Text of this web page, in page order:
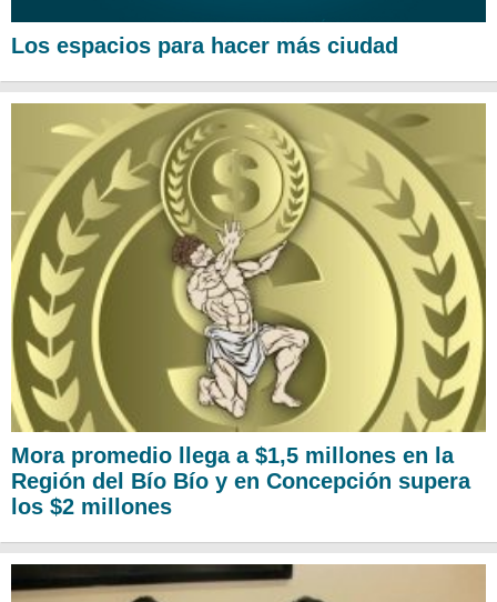
Los espacios para hacer más ciudad
Mora promedio llega a $1,5 millones en la
Región del Bío Bío y en Concepción supera
los $2 millones